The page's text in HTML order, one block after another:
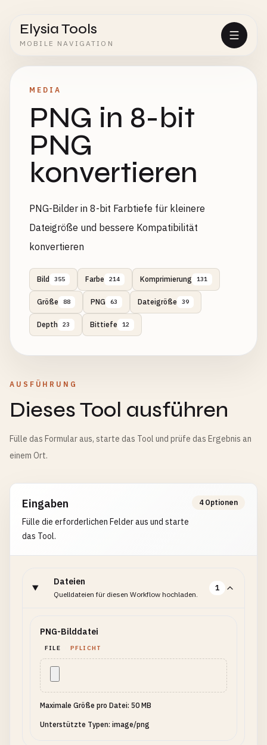
Elysia Tools
MOBILE NAVIGATION
MEDIA
PNG in 8-bit
PNG
konvertieren
PNG-Bilder in 8-bit Farbtiefe für kleinere
Dateigröße und bessere Kompatibilität
konvertieren
Bild 355 Farbe 214 Komprimierung 131
Größe 88 PNG 63 Dateigröße 39
Depth 23 Bittiefe 12
AUSFÜHRUNG
Dieses Tool ausführen
Fülle das Formular aus, starte das Tool und prüfe das Ergebnis an
einem Ort.
Eingaben
Fülle die erforderlichen Felder aus und starte
das Tool.
4 Optionen
Dateien
Quelldateien für diesen Workflow hochladen.
1
PNG-Bilddatei
FILE PFLICHT
Maximale Größe pro Datei: 50 MB
Unterstützte Typen: image/png